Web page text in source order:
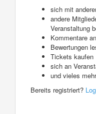
sich mit
andere
Veranstaltung
Kommentare
Bewertungen
Tickets kaufen
sich an
und vieles
Bereits registriert?